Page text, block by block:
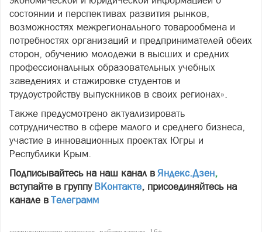
состоянии и перспективах развития рынков,
возможностях межрегионального товарообмена и
потребностях организаций и предпринимателей обеих
сторон, обучению молодежи в высших и средних
профессиональных образовательных учебных
заведениях и стажировке студентов и
трудоустройству выпускников в своих регионах».
Также предусмотрено актуализировать
сотрудничество в сфере малого и среднего бизнеса,
участие в инновационных проектах Югры и
Республики Крым.
Подписывайтесь на наш канал в Яндекс.Дзен,
вступайте в группу ВКонтакте, присоединяйтесь на
канале в Телеграмм